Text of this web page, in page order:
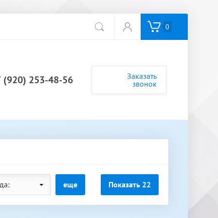
0
(920) 253-48-56
Заказать
звонок
еще Показать 22